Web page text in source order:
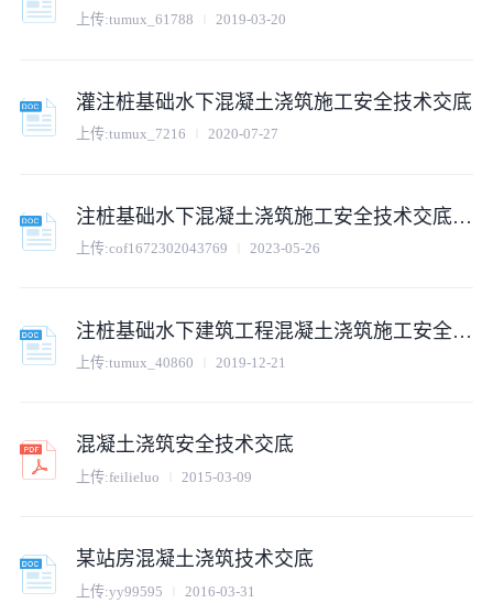
上传:tumux_61788 2019-03-20
灌注桩基础水下混凝土浇筑施工安全技术交底
上传:tumux_7216 2020-07-27
注桩基础水下混凝土浇筑施工安全技术交底.doc
上传:cof1672302043769 2023-05-26
注桩基础水下建筑工程混凝土浇筑施工安全技术交底
上传:tumux_40860 2019-12-21
混凝土浇筑安全技术交底
上传:feilieluo 2015-03-09
某站房混凝土浇筑技术交底
上传:yy99595 2016-03-31